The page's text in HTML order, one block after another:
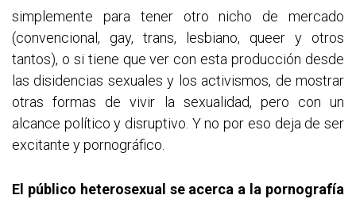
simplemente para tener otro nicho de mercado
(convencional, gay, trans, lesbiano, queer y otros
tantos), o si tiene que ver con esta producción desde
las disidencias sexuales y los activismos, de mostrar
otras formas de vivir la sexualidad, pero con un
alcance político y disruptivo. Y no por eso deja de ser
excitante y pornográfico.
El público heterosexual se acerca a la pornografía